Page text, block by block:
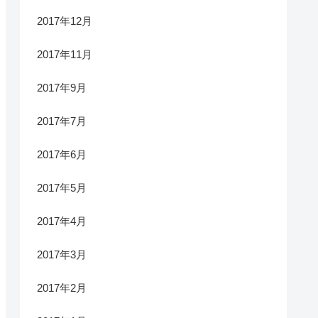
2017年12月
2017年11月
2017年9月
2017年7月
2017年6月
2017年5月
2017年4月
2017年3月
2017年2月